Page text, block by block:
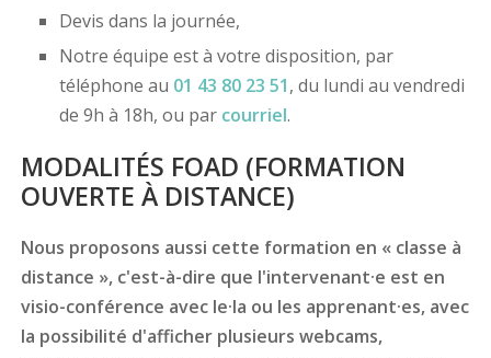
Devis dans la journée,
Notre équipe est à votre disposition, par
téléphone au 01 43 80 23 51, du lundi au vendredi
de 9h à 18h, ou par courriel.
MODALITÉS FOAD (FORMATION
OUVERTE À DISTANCE)
Nous proposons aussi cette formation en « classe à
distance », c'est-à-dire que l'intervenant·e est en
visio-conférence avec le·la ou les apprenant·es, avec
la possibilité d'afficher plusieurs webcams,